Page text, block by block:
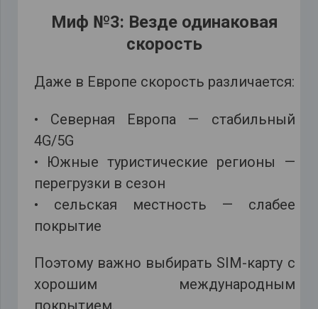
Миф №3: Везде одинаковая
скорость
Даже в Европе скорость различается:
• Северная Европа — стабильный
4G/5G
• Южные туристические регионы —
перегрузки в сезон
• сельская местность — слабее
покрытие
Поэтому важно выбирать SIM-карту с
хорошим международным
покрытием.